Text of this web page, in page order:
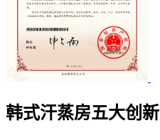
韩式汗蒸房五大创新